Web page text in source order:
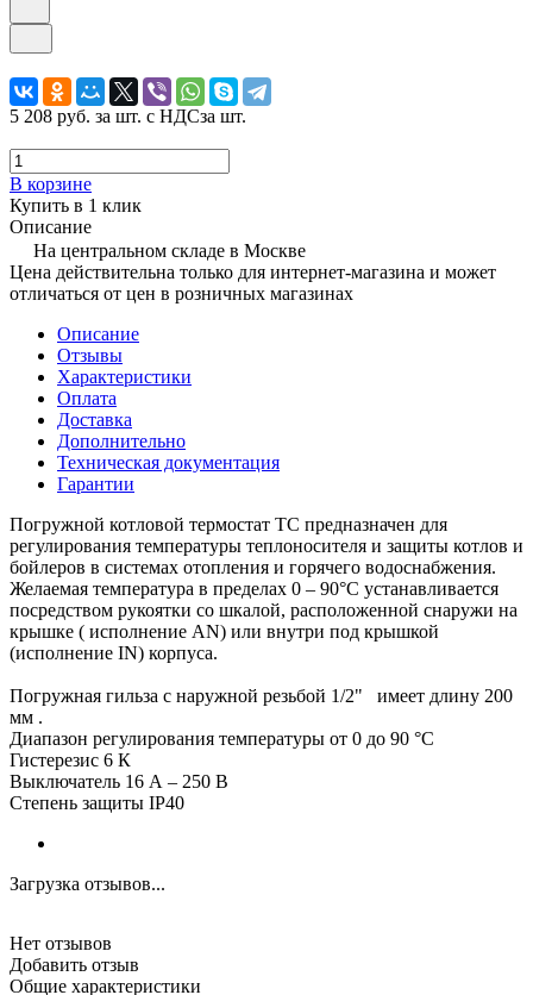
5 208 руб. за шт. с НДСза шт.
В корзине
Купить в 1 клик
Описание
На центральном складе в Москве
Цена действительна только для интернет-магазина и может
отличаться от цен в розничных магазинах
Описание
Отзывы
Характеристики
Оплата
Доставка
Дополнительно
Техническая документация
Гарантии
Погружной котловой термостат TC предназначен для
регулирования температуры теплоносителя и защиты котлов и
бойлеров в системах отопления и горячего водоснабжения.
Желаемая температура в пределах 0 – 90°C устанавливается
посредством рукоятки со шкалой, расположенной снаружи на
крышке ( исполнение AN) или внутри под крышкой
(исполнение IN) корпуса.
Погружная гильза с наружной резьбой 1/2" имеет длину 200
мм .
Диапазон регулирования температуры от 0 до 90 °C
Гистерезис 6 К
Выключатель 16 А – 250 В
Степень защиты IP40
Загрузка отзывов...
Нет отзывов
Добавить отзыв
Общие характеристики